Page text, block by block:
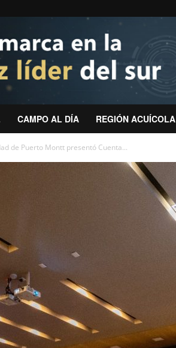
CAMPO AL DÍA REGIÓN ACUÍCOLA
de Puerto Montt presentó Cuenta...